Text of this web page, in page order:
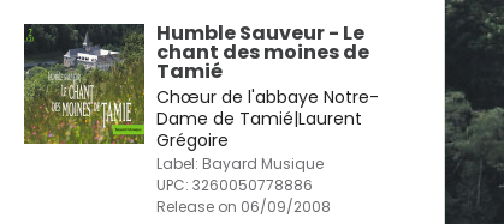
Humble Sauveur - Le
chant des moines de
Tamié
Chœur de l'abbaye Notre-
Dame de Tamié|Laurent
Grégoire
Label: Bayard Musique
UPC: 3260050778886
Release on 06/09/2008